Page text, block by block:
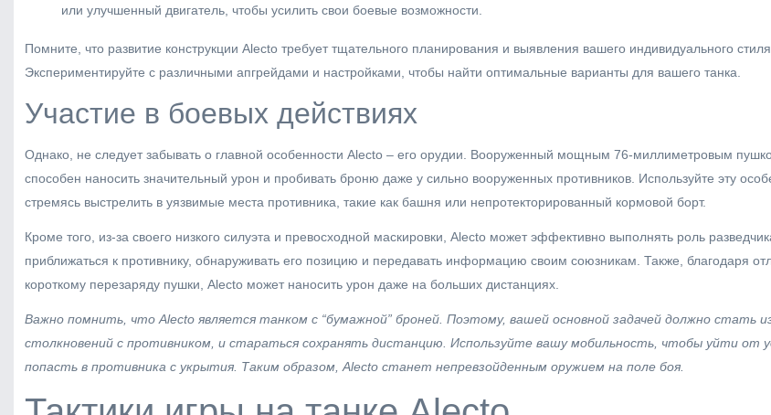
или улучшенный двигатель, чтобы усилить свои боевые возможности.
Помните, что развитие конструкции Alecto требует тщательного планирования и выявления вашего индивидуального стиля
Экспериментируйте с различными апгрейдами и настройками, чтобы найти оптимальные варианты для вашего танка.
Участие в боевых действиях
Однако, не следует забывать о главной особенности Alecto – его орудии. Вооруженный мощным 76-миллиметровым
способен наносить значительный урон и пробивать броню даже у сильно вооруженных противников. Используйте эту
стремясь выстрелить в уязвимые места противника, такие как башня или непротекторированный кормовой борт.
Кроме того, из-за своего низкого силуэта и превосходной маскировки, Alecto может эффективно выполнять роль
приближаться к противнику, обнаруживать его позицию и передавать информацию своим союзникам. Также, благодаря
короткому перезаряду пушки, Alecto может наносить урон даже на больших дистанциях.
Важно помнить, что Alecto является танком с “бумажной” броней. Поэтому, вашей основной задачей должно стать
столкновений с противником, и стараться сохранять дистанцию. Используйте вашу мобильность, чтобы уйти от
попасть в противника с укрытия. Таким образом, Alecto станет непревзойденным оружием на поле боя.